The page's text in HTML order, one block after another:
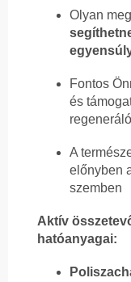
Olyan
Fontos
és
A
előnyben
szemben
Aktív
hatóanyagai: